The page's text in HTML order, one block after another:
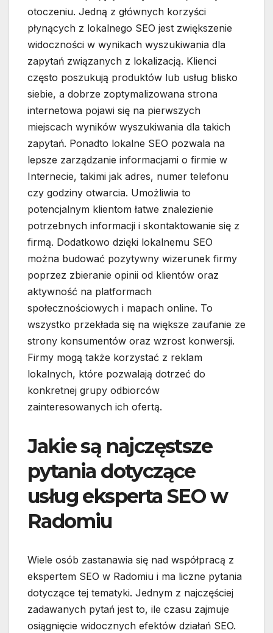
otoczeniu. Jedną z głównych korzyści
płynących z lokalnego SEO jest zwiększenie
widoczności w wynikach wyszukiwania dla
zapytań związanych z lokalizacją. Klienci
często poszukują produktów lub usług blisko
siebie, a dobrze zoptymalizowana strona
internetowa pojawi się na pierwszych
miejscach wyników wyszukiwania dla takich
zapytań. Ponadto lokalne SEO pozwala na
lepsze zarządzanie informacjami o firmie w
Internecie, takimi jak adres, numer telefonu
czy godziny otwarcia. Umożliwia to
potencjalnym klientom łatwe znalezienie
potrzebnych informacji i skontaktowanie się z
firmą. Dodatkowo dzięki lokalnemu SEO
można budować pozytywny wizerunek firmy
poprzez zbieranie opinii od klientów oraz
aktywność na platformach
społecznościowych i mapach online. To
wszystko przekłada się na większe zaufanie ze
strony konsumentów oraz wzrost konwersji.
Firmy mogą także korzystać z reklam
lokalnych, które pozwalają dotrzeć do
konkretnej grupy odbiorców
zainteresowanych ich ofertą.
Jakie są najczęstsze
pytania dotyczące
usług eksperta SEO w
Radomiu
Wiele osób zastanawia się nad współpracą z
ekspertem SEO w Radomiu i ma liczne pytania
dotyczące tej tematyki. Jednym z najczęściej
zadawanych pytań jest to, ile czasu zajmuje
osiągnięcie widocznych efektów działań SEO.